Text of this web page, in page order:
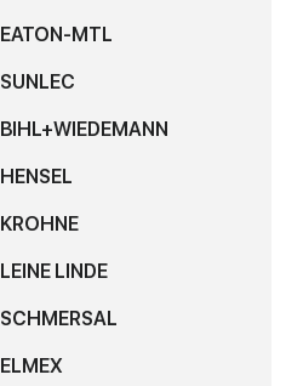
EATON-MTL
SUNLEC
BIHL+WIEDEMANN
HENSEL
KROHNE
LEINE LINDE
SCHMERSAL
ELMEX